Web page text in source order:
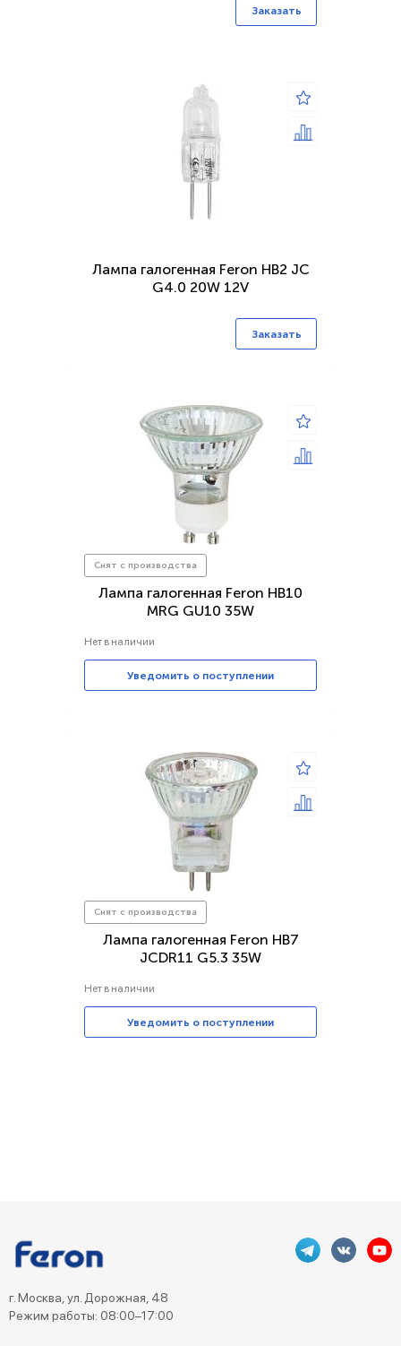
Заказать
Лампа галогенная Feron HB2 JC
G4.0 20W 12V
Заказать
Снят с производства
Лампа галогенная Feron HB10
MRG GU10 35W
Нет в наличии
Уведомить о поступлении
Снят с производства
Лампа галогенная Feron HB7
JCDR11 G5.3 35W
Нет в наличии
Уведомить о поступлении
г. Москва, ул. Дорожная, 48
Режим работы: 08:00–17:00